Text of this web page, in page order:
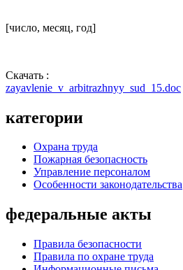
[число, месяц, год]
Скачать :
zayavlenie_v_arbitrazhnyy_sud_15.doc
категории
Охрана труда
Пожарная безопасность
Управление персоналом
Особенности законодательства
федеральные акты
Правила безопасности
Правила по охране труда